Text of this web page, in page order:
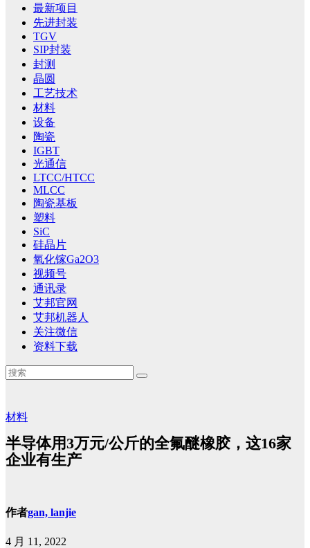
最新项目
先进封装
TGV
SIP封装
封测
晶圆
工艺技术
材料
设备
陶瓷
IGBT
光通信
LTCC/HTCC
MLCC
陶瓷基板
塑料
SiC
硅晶片
氧化镓Ga2O3
视频号
通讯录
艾邦官网
艾邦机器人
关注微信
资料下载
材料
半导体用3万元/公斤的全氟醚橡胶，这16家
企业有生产
作者gan, lanjie
4 月 11, 2022